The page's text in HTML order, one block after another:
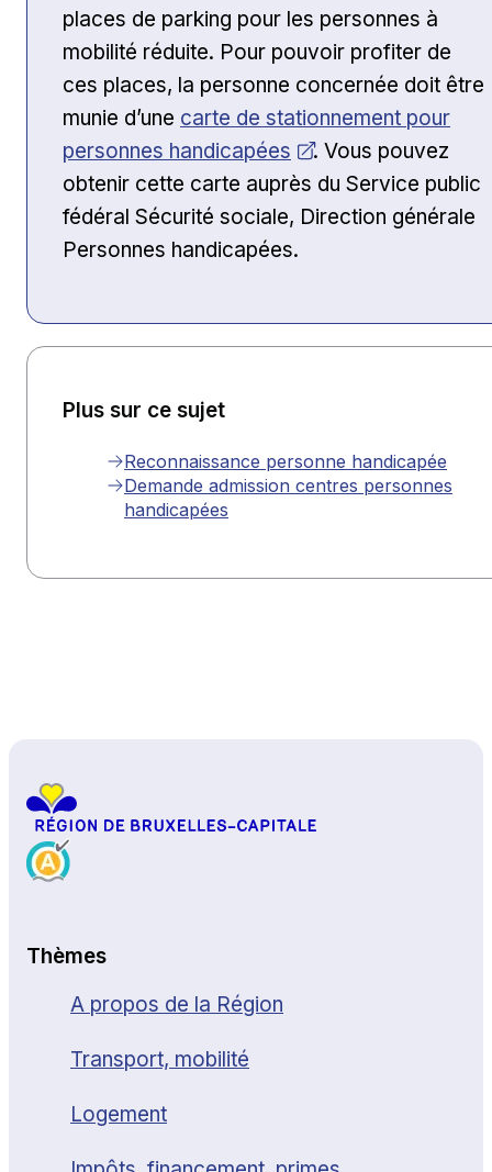
places de parking pour les personnes à
mobilité réduite. Pour pouvoir profiter de
ces places, la personne concernée doit être
munie d’une Ouvrir dans une nouvelle fenêtre
carte de stationnement pour
personnes handicapées
. Vous pouvez
obtenir cette carte auprès du Service public
fédéral Sécurité sociale, Direction générale
Personnes handicapées.
Plus sur ce sujet
Reconnaissance personne handicapée
Demande admission centres personnes
handicapées
Thèmes
A propos de la Région
Transport, mobilité
Logement